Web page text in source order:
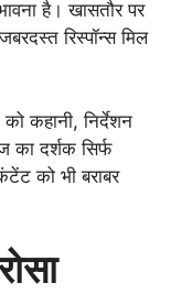
है। खासतौर पर
रिस्पॉन्स मिल
कहानी, निर्देशन
का दर्शक सिर्फ
को भी बराबर